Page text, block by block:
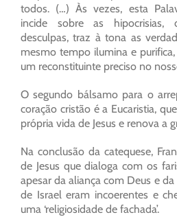
todos. (…) Às vezes, esta
incide sobre as hipocrisias,
desculpas, traz à tona as
mesmo tempo ilumina e
um reconstituinte preciso no
O segundo bálsamo para o
coração cristão é a Eucaristia,
própria vida de Jesus e renova a
Na conclusão da catequese,
de Jesus que dialoga com os
apesar da aliança com Deus e
de Israel eram incoerentes e
uma ‘religiosidade de fachada’.